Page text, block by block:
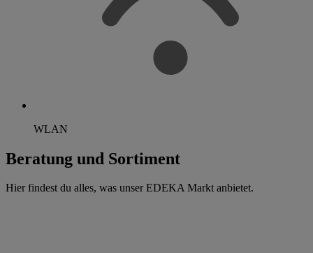
WLAN
Beratung und Sortiment
Hier findest du alles, was unser EDEKA Markt anbietet.